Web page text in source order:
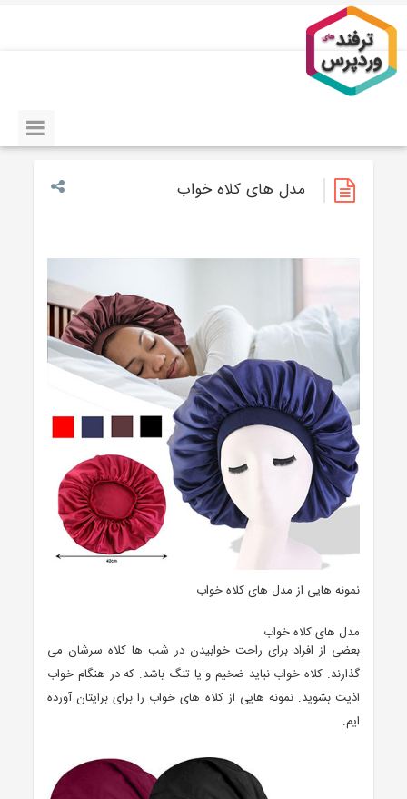
مدل های کلاه خواب
نمونه هایی از مدل های کلاه خواب
مدل های کلاه خواب
بعضی از افراد برای راحت خوابیدن در شب ها کلاه سرشان می
گذارند. کلاه خواب نباید ضخیم و یا تنگ باشد. که در هنگام خواب
اذیت بشوید. نمونه هایی از کلاه های خواب را برای برایتان آورده
ایم.